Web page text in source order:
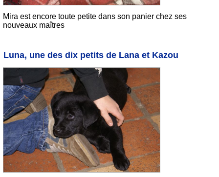
Mira est encore toute petite dans son panier chez ses
nouveaux maîtres
Luna, une des dix petits de Lana et Kazou